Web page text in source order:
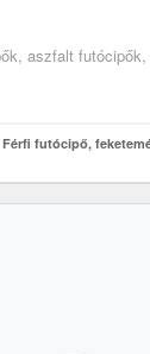
aszfalt
futócipő,